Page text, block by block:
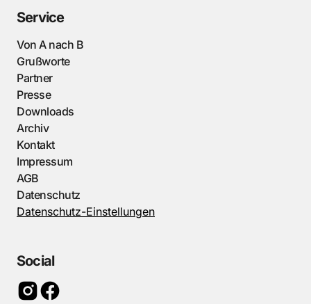
Service
Von A nach B
Grußworte
Partner
Presse
Downloads
Archiv
Kontakt
Impressum
AGB
Datenschutz
Datenschutz-Einstellungen
Social